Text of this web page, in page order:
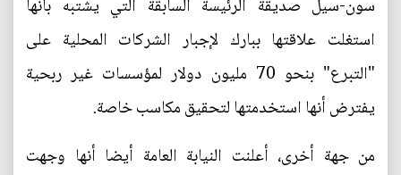
سون-سيل صديقة الرئيسة السابقة التي يشتبه بأنها
استغلت علاقتها ببارك لإجبار الشركات المحلية على
"التبرع" بنحو 70 مليون دولار لمؤسسات غير ربحية
يفترض أنها استخدمتها لتحقيق مكاسب خاصة.
من جهة أخرى، أعلنت النيابة العامة أيضا أنها وجهت